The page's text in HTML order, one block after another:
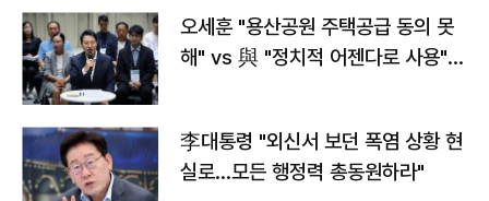
오세훈 "용산공원 주택공급 동의 못
해" vs 與 "정치적 어젠다로 사용"
李대통령 "외신서 보던 폭염 상황 현
실로…모든 행정력 총동원하라"